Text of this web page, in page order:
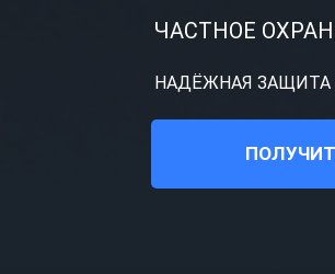
ЧАСТНОЕ
НАДЁЖНАЯ